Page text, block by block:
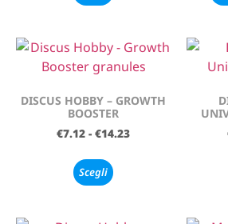
DISCUS HOBBY – GROWTH
BOOSTER
€7.12 - €14.23
Scegli